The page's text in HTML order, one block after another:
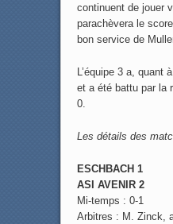
continuent de jouer
parachèvera le
bon service de
L’équipe 3 a,
et a été battu par la
0.
Les détails des
ESCHBACH 1
ASI AVENIR 2
Mi-temps : 0-1
Arbitres : M. Zinck,